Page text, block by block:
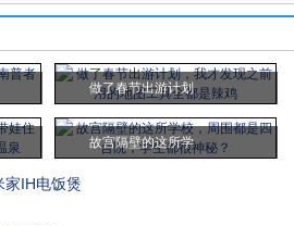
做了春节出游计划
故宫隔壁的这所学
家IH电饭煲